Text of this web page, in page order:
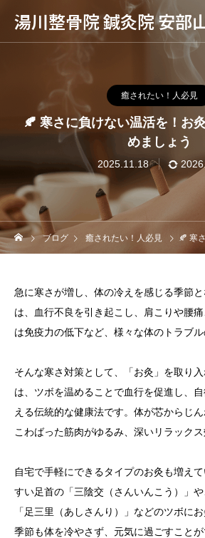
湯川整骨院 鍼灸院 安部
癒されたい！人必見
🍂 寒さに負けない温活を！お
めましょう
2025.11.18
ブログ 癒されたい！人必見 🍂 寒さに負
急に寒さが増し、体の冷えを感じる季節
は、血行不良を引き起こし、肩こりや腰
は免疫力の低下など、様々な体のトラブル
そんな寒さ対策として、「お灸」を取り
は、ツボを温めることで血行を促進し、
える伝統的な健康法です。体が芯からじ
こわばった筋肉がゆるみ、深いリラックス
自宅で手軽にできるタイプのお灸も増え
すい足首の「三陰交（さんいんこう）」や
「足三里（あしさんり）」などのツボに
季節も体を冷やさず、元気に過ごすことが